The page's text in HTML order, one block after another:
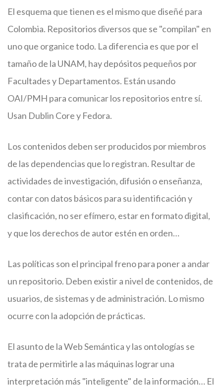
El esquema que tienen es el mismo que diseñé para
Colombia. Repositorios diversos que se "compilan" en
uno que organice todo. La diferencia es que por el
tamaño de la UNAM, hay depósitos pequeños por
Facultades y Departamentos. Están usando
OAI/PMH para comunicar los repositorios entre sí.
Usan Dublin Core y Fedora.
Los contenidos deben ser producidos por miembros
de las dependencias que lo registran. Resultar de
actividades de investigación, difusión o enseñanza,
contar con datos básicos para su identificación y
clasificación, no ser efímero, estar en formato digital,
y que los derechos de autor estén en orden…
Las políticas son el principal freno para poner a andar
un repositorio. Deben existir a nivel de contenidos, de
usuarios, de sistemas y de administración. Lo mismo
ocurre con la adopción de prácticas.
El asunto de la Web Semántica y las ontologías se
trata de permitirle a las máquinas lograr una
interpretación más "inteligente" de la información… El